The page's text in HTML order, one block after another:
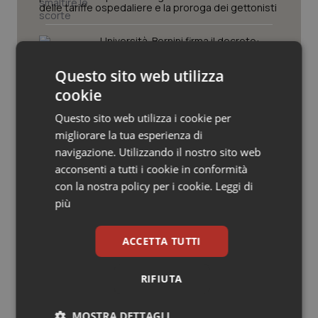
Veneto
Oncoematologia
Oncologia & Nutrizione
Psoriasi & pelle
Quotidiano Cardiologia
Quotidiano Chirurgia
Quotidiano Oncologia
Quotidiano Pediatria
delle tariffe ospedaliere e la proroga dei gettonisti
Università. Bernini firma il decreto:
traguardo, in chiusura la
rendicontazione degli obiettivi per la
X e ultima rata
Caldo. Ministero: oltre 1.700 chiamate
al numero 1500 dal 22 giugno.
Gold
Questo sito web utilizza
cookie
Questo sito web utilizza i cookie per
migliorare la tua esperienza di
navigazione. Utilizzando il nostro sito web
acconsenti a tutti i cookie in conformità
con la nostra policy per i cookie. Leggi di
più
ACCETTA TUTTI
RIFIUTA